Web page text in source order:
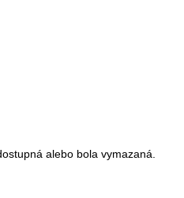
alebo bola vymazaná.